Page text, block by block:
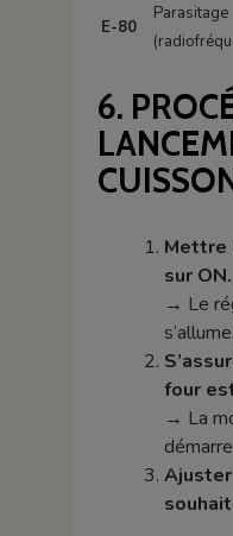
E-80
Parasitage
6.
Mettre
sur ON.
→ Le
s’allume.
four
→ La